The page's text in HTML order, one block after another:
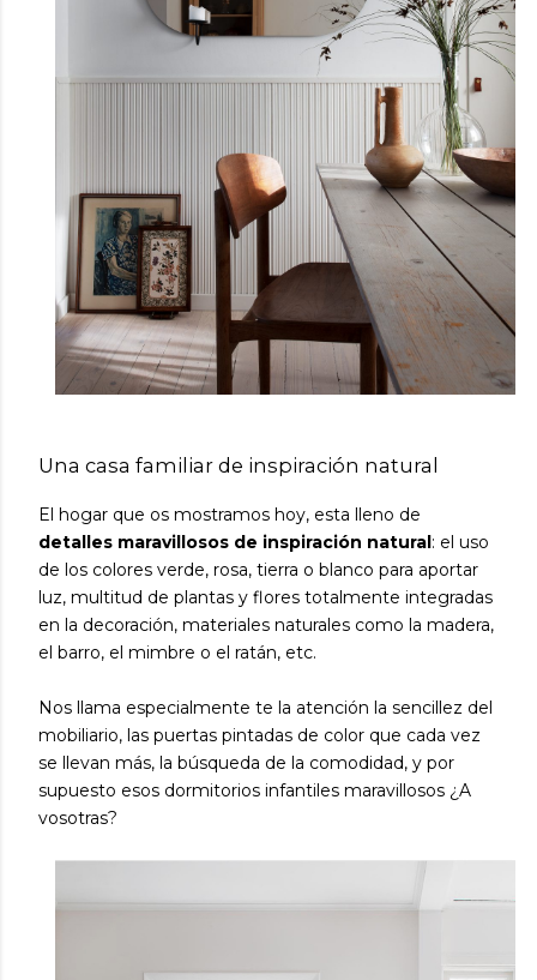
Una casa familiar de inspiración natural
El hogar que os mostramos hoy, esta lleno de
detalles maravillosos de inspiración natural : el uso
de los colores verde, rosa, tierra o blanco para aportar
luz, multitud de plantas y flores totalmente integradas
en la decoración, materiales naturales como la madera,
el barro, el mimbre o el ratán, etc.
Nos llama especialmente te la atención la sencillez del
mobiliario, las puertas pintadas de color que cada vez
se llevan más, la búsqueda de la comodidad, y por
supuesto esos dormitorios infantiles maravillosos ¿A
vosotras?